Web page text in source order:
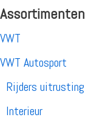
Assortimenten
VWT
VWT Autosport
Rijders uitrusting
Interieur